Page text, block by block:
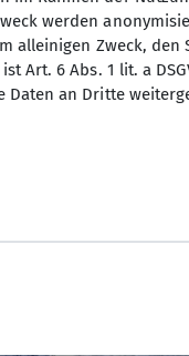
auch mit
die Fahrt
die Tour zum
wartete. Mit
Karl!
werden
Zweck, den
Art. 6 Abs. 1 lit. a
Daten an Dritte